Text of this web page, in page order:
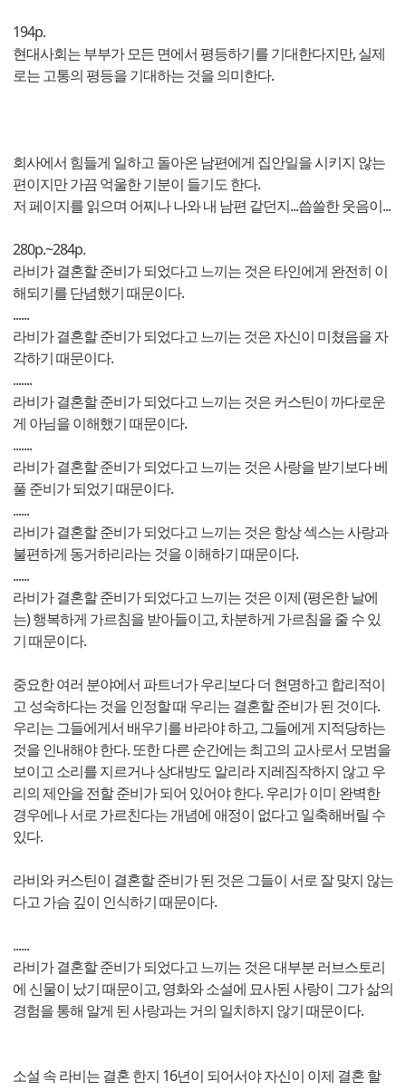
194p.
현대사회는 부부가 모든 면에서 평등하기를 기대한다지만, 실제
로는 고통의 평등을 기대하는 것을 의미한다.
회사에서 힘들게 일하고 돌아온 남편에게 집안일을 시키지 않는
편이지만 가끔 억울한 기분이 들기도 한다.
저 페이지를 읽으며 어찌나 나와 내 남편 같던지...씁쓸한 웃음이...
280p.~284p.
라비가 결혼할 준비가 되었다고 느끼는 것은 타인에게 완전히 이
해되기를 단념했기 때문이다.
......
라비가 결혼할 준비가 되었다고 느끼는 것은 자신이 미쳤음을 자
각하기 때문이다.
.......
라비가 결혼할 준비가 되었다고 느끼는 것은 커스틴이 까다로운
게 아님을 이해했기 때문이다.
.......
라비가 결혼할 준비가 되었다고 느끼는 것은 사랑을 받기보다 베
풀 준비가 되었기 때문이다.
......
라비가 결혼할 준비가 되었다고 느끼는 것은 항상 섹스는 사랑과
불편하게 동거하리라는 것을 이해하기 때문이다.
......
라비가 결혼할 준비가 되었다고 느끼는 것은 이제 (평온한 날에
는) 행복하게 가르침을 받아들이고, 차분하게 가르침을 줄 수 있
기 때문이다.
중요한 여러 분야에서 파트너가 우리보다 더 현명하고 합리적이
고 성숙하다는 것을 인정할 때 우리는 결혼할 준비가 된 것이다.
우리는 그들에게서 배우기를 바라야 하고, 그들에게 지적당하는
것을 인내해야 한다. 또한 다른 순간에는 최고의 교사로서 모범을
보이고 소리를 지르거나 상대방도 알리라 지레짐작하지 않고 우
리의 제안을 전할 준비가 되어 있어야 한다. 우리가 이미 완벽한
경우에나 서로 가르친다는 개념에 애정이 없다고 일축해버릴 수
있다.
라비와 커스틴이 결혼할 준비가 된 것은 그들이 서로 잘 맞지 않는
다고 가슴 깊이 인식하기 때문이다.
......
라비가 결혼할 준비가 되었다고 느끼는 것은 대부분 러브스토리
에 신물이 났기 때문이고, 영화와 소설에 묘사된 사랑이 그가 삶의
경험을 통해 알게 된 사랑과는 거의 일치하지 않기 때문이다.
소설 속 라비는 결혼 한지 16년이 되어서야 자신이 이제 결혼 할